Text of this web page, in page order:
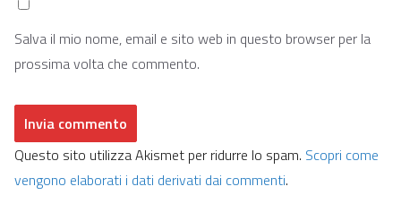
Salva il mio nome, email e sito web in questo browser per la
prossima volta che commento.
Questo sito utilizza Akismet per ridurre lo spam. Scopri come
vengono elaborati i dati derivati dai commenti.